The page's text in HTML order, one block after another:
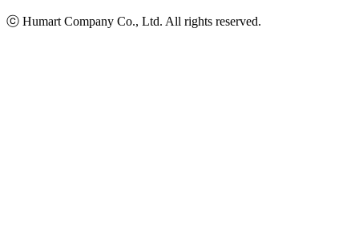
ⓒ Humart Company Co., Ltd. All rights reserved.